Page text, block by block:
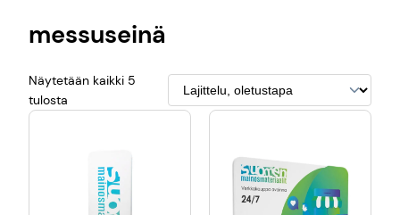
messuseinä
Näytetään kaikki 5
tulosta